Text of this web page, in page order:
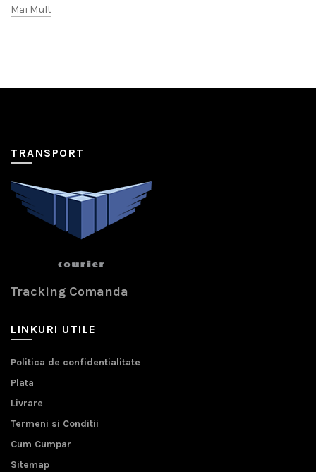
Mai Mult
TRANSPORT
Tracking Comanda
LINKURI UTILE
Politica de confidentialitate
Plata
Livrare
Termeni si Conditii
Cum Cumpar
Sitemap